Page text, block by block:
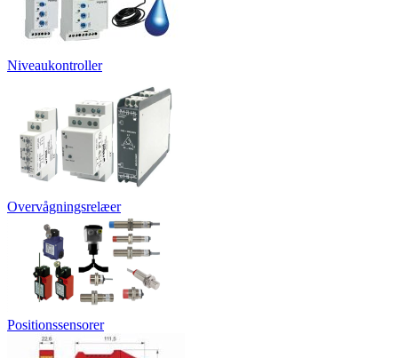
Niveaukontroller
Overvågningsrelæer
Positionssensorer